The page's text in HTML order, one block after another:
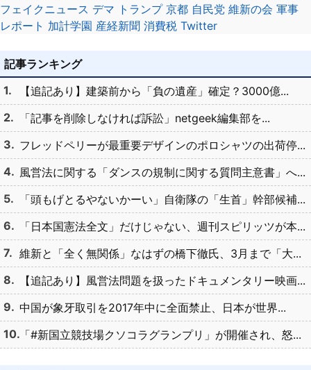
フェイクニュース デマ トランプ 京都 自民党 維新の会 軍事
レポート 加計学園 産経新聞 消費税 Twitter
記事ランキング
【追記あり】建築前から「負の遺産」確定？3000億...
「記事を削除しなければ訴訟」netgeek編集部を...
フレッドペリーが最重要デザインのポロシャツの出荷停...
風営法に関する「ダンスの規制に関する質問主意書」へ...
「頭もげとるやないかーい」自衛隊の「生首」幹部候補...
「日本国憲法全文」だけじゃない、週刊スピリッツが本...
維新と「全く無関係」なはずの橋下徹氏、3月まで「大...
【追記あり】風営法問題を扱ったドキュメンタリー映画...
中国が象牙取引を2017年中に全面禁止、日本が世界...
「#新国立競技場クソコラグランプリ」が開催され、怒...